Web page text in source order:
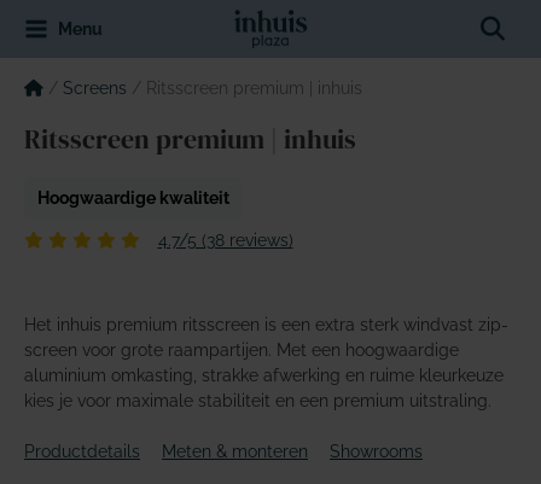
naar
inhoud
Menu
/ Screens / Ritsscreen premium | inhuis
Ritsscreen premium | inhuis
Hoogwaardige kwaliteit
4.7/5 (38 reviews)
Het inhuis premium ritsscreen is een extra sterk windvast zip-
screen voor grote raampartijen. Met een hoogwaardige
aluminium omkasting, strakke afwerking en ruime kleurkeuze
kies je voor maximale stabiliteit en een premium uitstraling.
Productdetails Meten & monteren Showrooms